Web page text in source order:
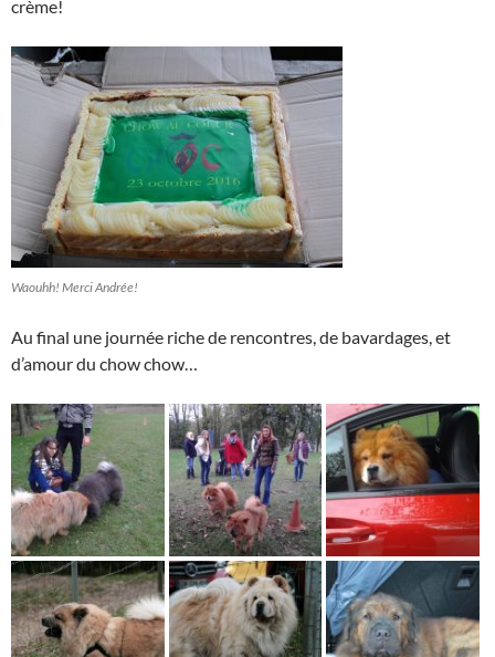
crème!
Waouhh! Merci Andrée!
Au final une journée riche de rencontres, de bavardages, et
d’amour du chow chow…